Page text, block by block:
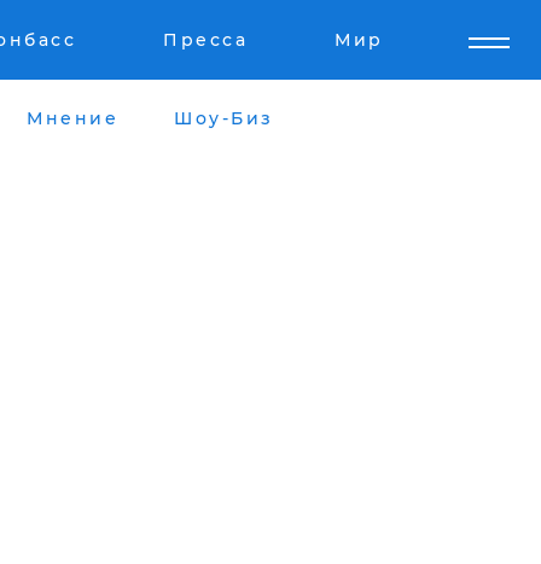
Пресса Мир
Мнение Шоу-Биз